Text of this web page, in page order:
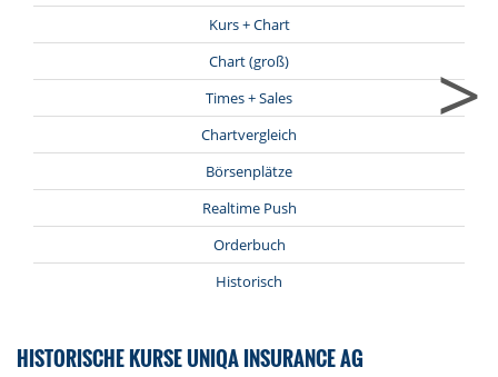
Kurs + Chart
Chart (groß)
Times + Sales
Chartvergleich
Börsenplätze
Realtime Push
Orderbuch
Historisch
>
HISTORISCHE KURSE UNIQA INSURANCE AG